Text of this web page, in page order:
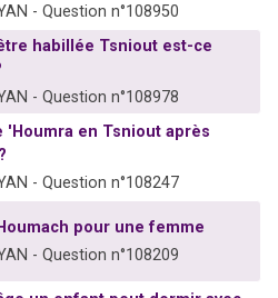
- Question n°108950
habillée Tsniout est-ce
- Question n°108978
'Houmra en Tsniout après
- Question n°108247
pour une femme
- Question n°108209